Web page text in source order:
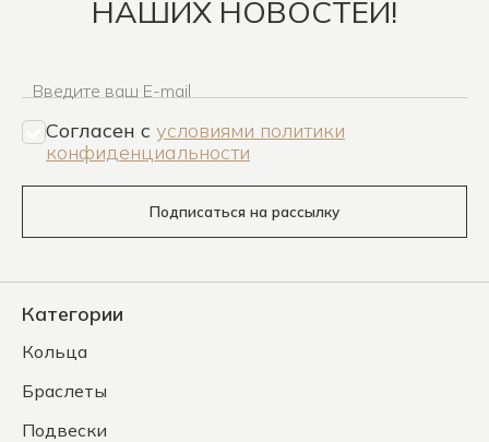
НАШИХ НОВОСТЕЙ!
Введите ваш E-mail
Согласен c условиями политики
конфиденциальности
Подписаться на рассылку
Категории
Кольца
Браслеты
Подвески